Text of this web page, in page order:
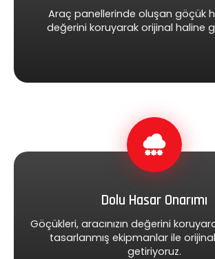
Araç panellerinde oluşan göçük
değerini koruyarak orijinal haline
Dolu Hasar Onarımı
Göçükleri, aracınızın değerini
tasarlanmış ekipmanlar ile
getiriyoruz.